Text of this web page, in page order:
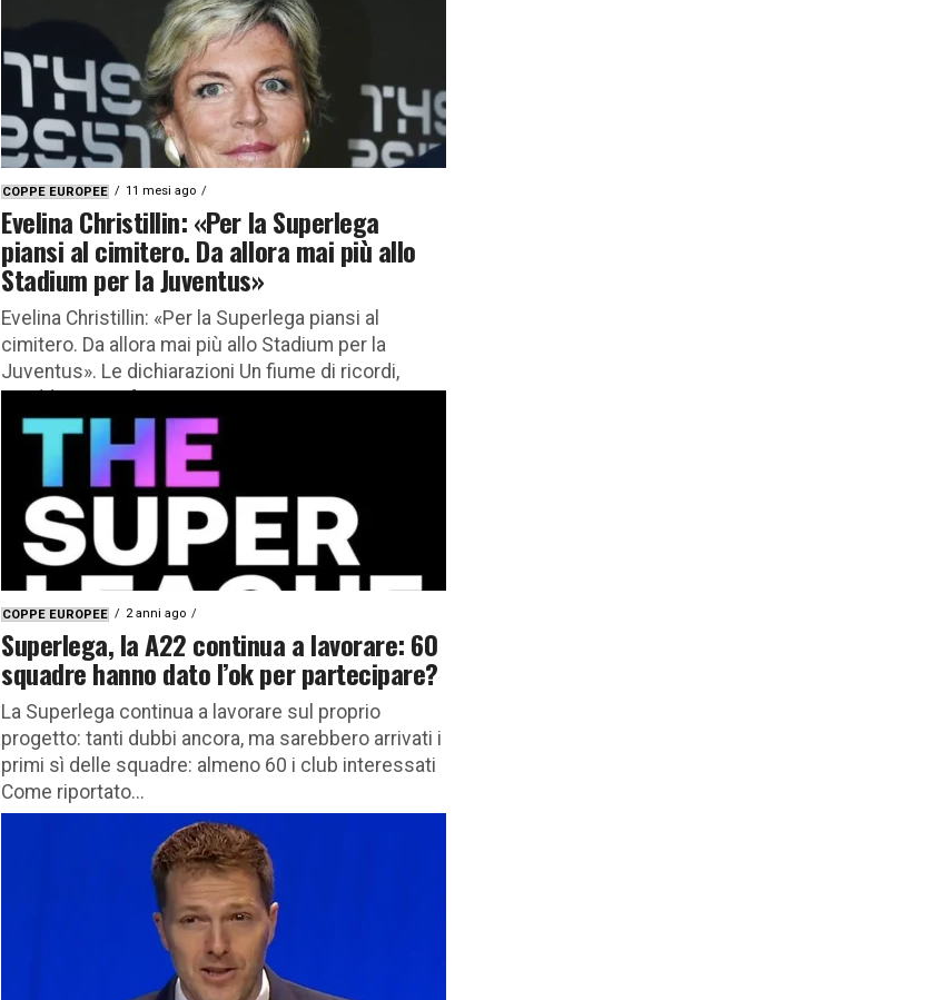
COPPE EUROPEE 11 mesi ago
Evelina Christillin: «Per la Superlega
piansi al cimitero. Da allora mai più allo
Stadium per la Juventus»
Evelina Christillin: «Per la Superlega piansi al
cimitero. Da allora mai più allo Stadium per la
Juventus». Le dichiarazioni Un fiume di ricordi,
aneddoti e confessioni...
COPPE EUROPEE 2 anni ago
Superlega, la A22 continua a lavorare: 60
squadre hanno dato l’ok per partecipare?
La Superlega continua a lavorare sul proprio
progetto: tanti dubbi ancora, ma sarebbero arrivati i
primi sì delle squadre: almeno 60 i club interessati
Come riportato...